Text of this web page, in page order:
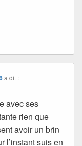
a dit :
avec ses
rien que
avoir un brin
l’instant suis en